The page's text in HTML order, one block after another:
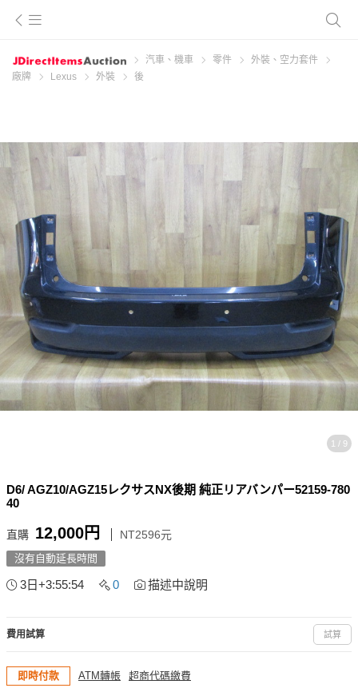
汽車、機車 零件
外裝、空力套件
廠牌
Lexus 外裝 後
1 / 9
D6/ AGZ10/AGZ15レクサスNX後期 純正リアバンパー52159-780
40
直購 12,000円 NT2596元
沒有自動延長時間
3日+3:55:53 0 描述中說明
費用試算 試算
即時付款 ATM轉帳 超商代碼繳費